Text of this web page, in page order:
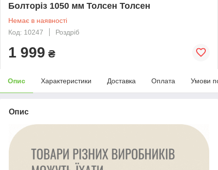
Болторіз 1050 мм Толсен Толсен
Немає в наявності
Код: 10247
Роздріб
1 999 ₴
Опис Характеристики Доставка Оплата Умови
Опис